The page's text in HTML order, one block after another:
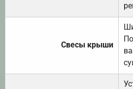
Свесы крыши